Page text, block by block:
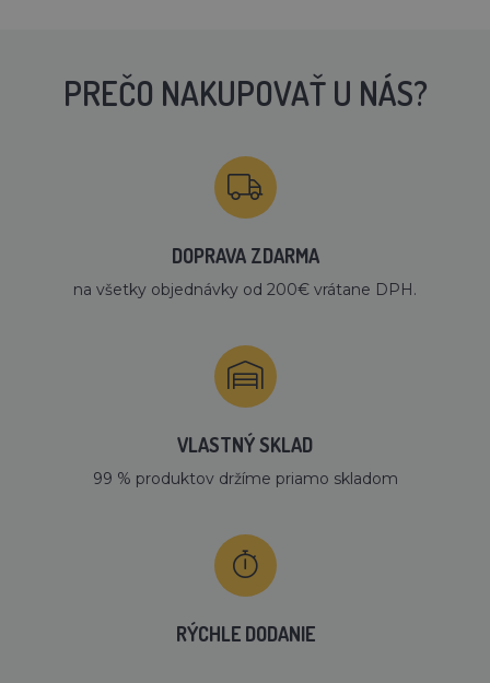
PREČO NAKUPOVAŤ U NÁS?
DOPRAVA ZDARMA
na všetky objednávky od 200€ vrátane DPH.
VLASTNÝ SKLAD
99 % produktov držíme priamo skladom
RÝCHLE DODANIE